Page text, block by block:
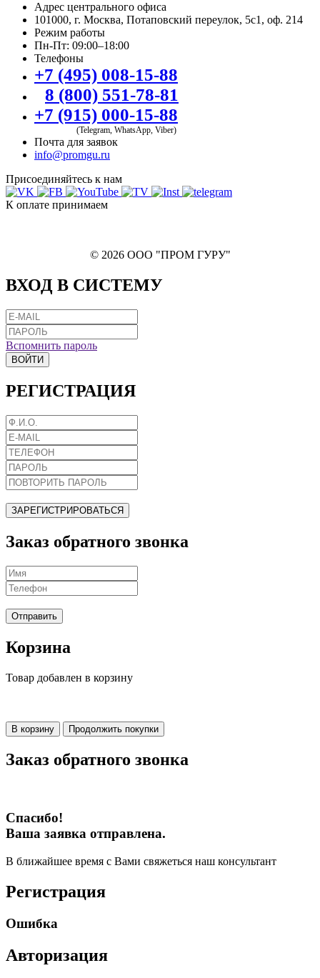
Адрес центрального офиса
101000, г. Москва, Потаповский переулок, 5с1, оф. 214
Режим работы
Пн-Пт: 09:00–18:00
Телефоны
+7 (495) 008-15-88
8 (800) 551-78-81
+7 (915) 000-15-88
(Telegram, WhatsApp, Viber)
Почта для заявок
info@promgu.ru
Присоединяйтесь к нам
К оплате принимаем
© 2026 ООО "ПРОМ ГУРУ"
ВХОД В СИСТЕМУ
Вспомнить пароль
ВОЙТИ
РЕГИСТРАЦИЯ
ЗАРЕГИСТРИРОВАТЬСЯ
Заказ обратного звонка
Отправить
Корзина
Товар добавлен в корзину
В корзину Продолжить покупки
Заказ обратного звонка
Спасибо!
Ваша заявка отправлена.
В ближайшее время с Вами свяжеться наш консультант
Регистрация
Ошибка
Авторизация